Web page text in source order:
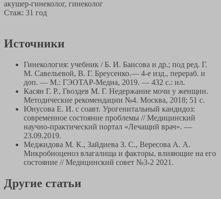
акушер-гинеколог, гинеколог
Стаж: 31 год
Источники
Гинекология: учебник / Б. И. Баисова и др.; под ред. Г.
М. Савельевой, В. Г. Бреусенко.— 4-е изд., перераб. и
доп. — М.: ГЭОТАР-Медиа, 2019. — 432 с.: ил.
Касян Г. Р., Гвоздев М. Г. Недержание мочи у женщин.
Методические рекомендации №4. Москва, 2018; 51 с.
Юнусова Е. И. с соавт. Урогенитальный кандидоз:
современное состояние проблемы // Медицинский
научно-практический портал «Лечащий врач». —
23.09.2019.
Меджидова М. К., Зайдиева З. С., Вересова А. А.
Микробиоценоз влагалища и факторы, влияющие на его
состояние // Медицинский совет №3-2 2021.
Другие статьи